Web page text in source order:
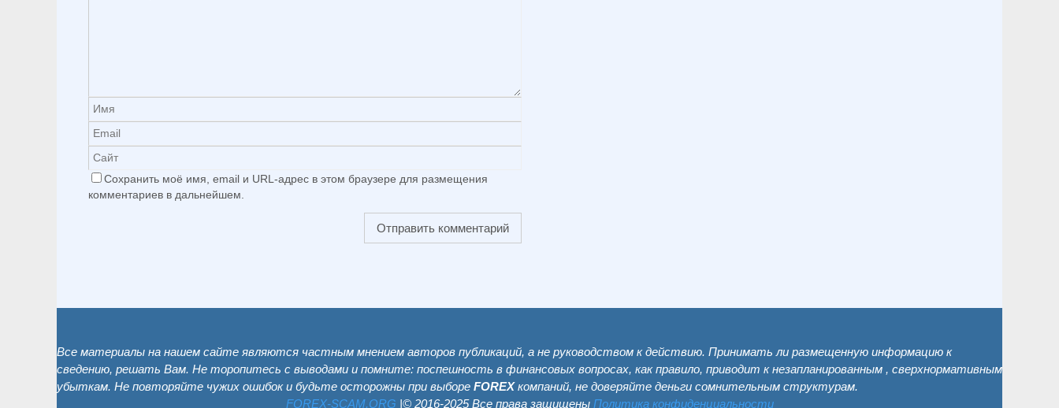
Сохранить моё имя, email и URL-адрес в этом браузере для размещения
комментариев в дальнейшем.
Все материалы на нашем сайте являются частным мнением авторов публикаций, а не руководством к действию. Принимать ли размещенную информацию к
сведению, решать Вам. Не торопитесь с выводами и помните: поспешность в финансовых вопросах, как правило, приводит к незапланированным , сверхнормативным
убыткам. Не повторяйте чужих ошибок и будьте осторожны при выборе FOREXкомпаний, не доверяйте деньги сомнительным структурам.
FOREX-SCAM.ОRG |© 2016-2025 Все права защищены Политика конфиденциальности